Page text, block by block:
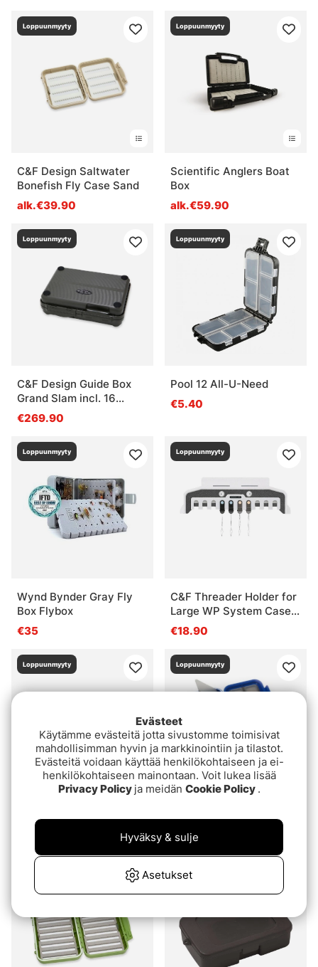
Loppuunmyyty
C&F Design Saltwater
Bonefish Fly Case Sand
alk.€39.90
Loppuunmyyty
Scientific Anglers Boat
Box
alk.€59.90
Loppuunmyyty
C&F Design Guide Box
Grand Slam incl. 16
System Foams (8 med./8
small)
€269.90
Loppuunmyyty
Pool 12 All-U-Need
€5.40
Loppuunmyyty
Wynd Bynder Gray Fly
Box Flybox
€35
Loppuunmyyty
C&F Threader Holder for
Large WP System Case
(CFA-3001)
€18.90
Loppuunmyyty
Tarpon Fly Case Sky
Loppuunmyyty
WP Tube Fly Case w 4
Comp (CF-3404V)
€54.90
Loppuunmyyty
Evästeet
Käytämme evästeitä jotta sivustomme toimisivat
mahdollisimman hyvin ja markkinointiin ja tilastot.
Evästeitä voidaan käyttää henkilökohtaiseen ja ei-
henkilökohtaiseen mainontaan. Voit lukea lisää
Privacy Policy ja meidän Cookie Policy .
Asetukset
Hyväksy & sulje